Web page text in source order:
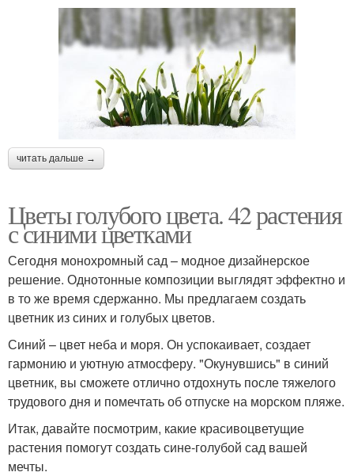
читать дальше →
Цветы голубого цвета. 42 растения
с синими цветками
Сегодня монохромный сад – модное дизайнерское
решение. Однотонные композиции выглядят эффектно и
в то же время сдержанно. Мы предлагаем создать
цветник из синих и голубых цветов.
Синий – цвет неба и моря. Он успокаивает, создает
гармонию и уютную атмосферу. "Окунувшись" в синий
цветник, вы сможете отлично отдохнуть после тяжелого
трудового дня и помечтать об отпуске на морском пляже.
Итак, давайте посмотрим, какие красивоцветущие
растения помогут создать сине-голубой сад вашей
мечты.